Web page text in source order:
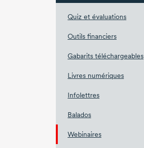
Quiz et évaluations
Outils financiers
Gabarits téléchargeables
Livres numériques
Infolettres
Balados
Webinaires